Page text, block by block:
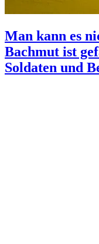
Man kann es
Bachmut ist
Soldaten und